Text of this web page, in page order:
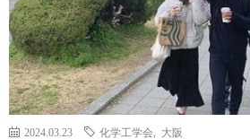
2024.03.23 化学工学会 大阪